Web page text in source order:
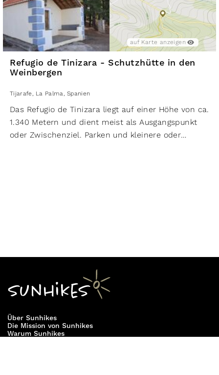
auf Karte anzeigen
Refugio de Tinizara - Schutzhütte in den
Weinbergen
Tijarafe, La Palma, Spanien
Das Refugio de Tinizara liegt auf einer Höhe von ca.
1.340 Metern und dient meist als Ausgangspunkt
oder Zwischenziel. Parken und kleinere oder
Über Sunhikes
Die Mission von Sunhikes
Warum Sunhikes